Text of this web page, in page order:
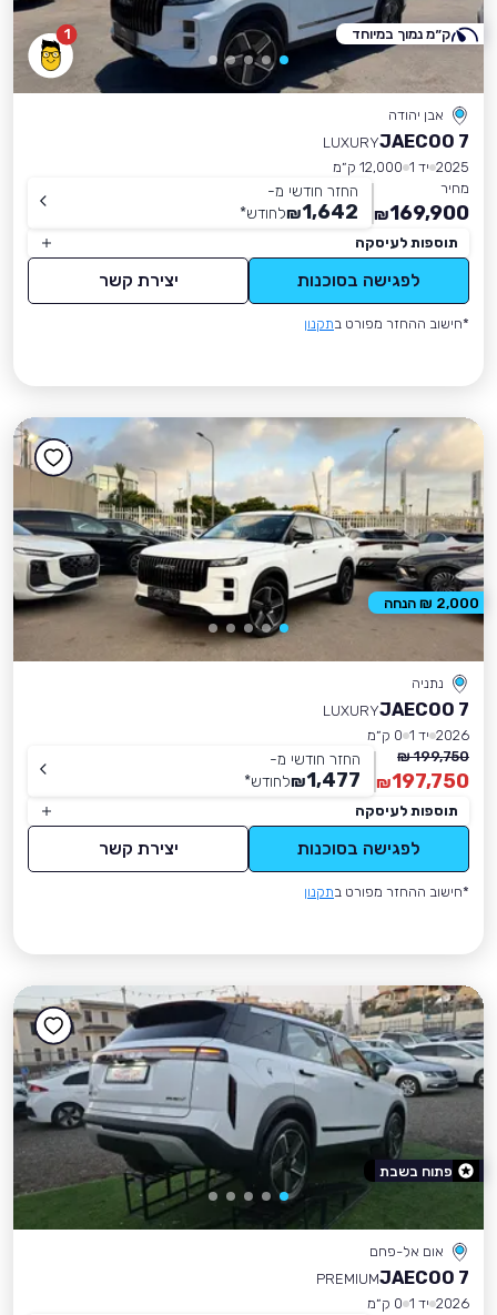
1
אבן יהודה
JAECOO 7
LUXURY
2025 יד 1
12,000 ק״מ
מחיר
169,900
₪
החזר חודשי מ-
1,642
₪לחודש*
תוספות לעיסקה
לפגישה בסוכנות יצירת קשר
*חישוב ההחזר מפורט בתקנון
ק״מ נמוך במיוחד
נתניה
JAECOO 7
LUXURY
2026 יד 1
0 ק״מ
199,750 ₪
197,750
₪
החזר חודשי מ-
1,477
₪לחודש*
תוספות לעיסקה
לפגישה בסוכנות יצירת קשר
*חישוב ההחזר מפורט בתקנון
2,000 ₪ הנחה
אום אל-פחם
JAECOO 7
PREMIUM
2026 יד 1
0 ק״מ
פתוח בשבת